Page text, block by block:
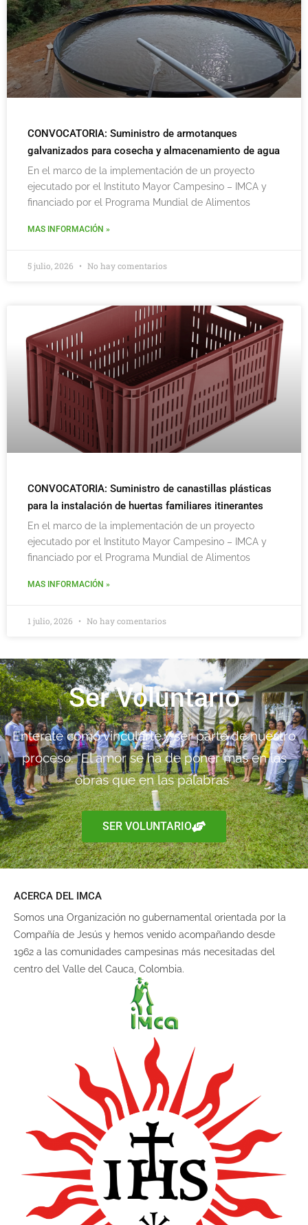
CONVOCATORIA: Suministro de armotanques
galvanizados para cosecha y almacenamiento de agua
En el marco de la implementación de un proyecto
ejecutado por el Instituto Mayor Campesino – IMCA y
financiado por el Programa Mundial de Alimentos
MAS INFORMACIÓN »
5 julio, 2026 No hay comentarios
CONVOCATORIA: Suministro de canastillas plásticas
para la instalación de huertas familiares itinerantes
En el marco de la implementación de un proyecto
ejecutado por el Instituto Mayor Campesino – IMCA y
financiado por el Programa Mundial de Alimentos
MAS INFORMACIÓN »
1 julio, 2026 No hay comentarios
Ser Voluntario
Enterate como vincularte y ser parte de nuestro
proceso. “El amor se ha de poner más en las
obras que en las palabras”
SER VOLUNTARIO
ACERCA DEL IMCA
Somos una Organización no gubernamental orientada por la
Compañía de Jesús y hemos venido acompañando desde
1962 a las comunidades campesinas más necesitadas del
centro del Valle del Cauca, Colombia.